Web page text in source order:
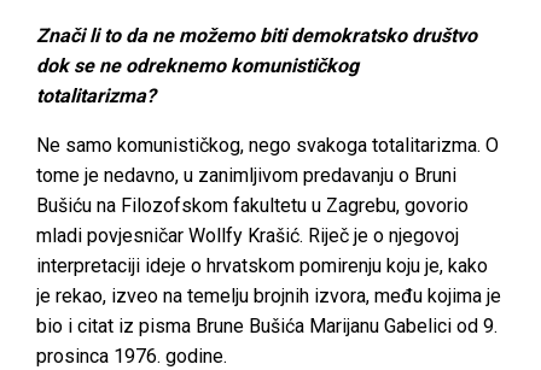
Znači li to da ne možemo biti demokratsko društvo
dok se ne odreknemo komunističkog
totalitarizma?
Ne samo komunističkog, nego svakoga totalitarizma. O
tome je nedavno, u zanimljivom predavanju o Bruni
Bušiću na Filozofskom fakultetu u Zagrebu, govorio
mladi povjesničar Wollfy Krašić. Riječ je o njegovoj
interpretaciji ideje o hrvatskom pomirenju koju je, kako
je rekao, izveo na temelju brojnih izvora, među kojima je
bio i citat iz pisma Brune Bušića Marijanu Gabelici od 9.
prosinca 1976. godine.